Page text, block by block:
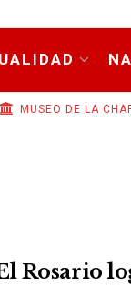
MUSEO DE LA
Rosario